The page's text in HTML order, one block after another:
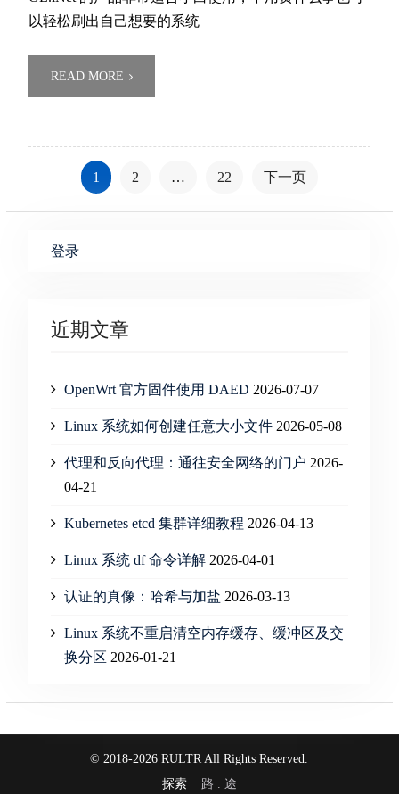
以轻松刷出自己想要的系统
READ MORE
1 2 … 22 下一页
登录
近期文章
OpenWrt 官方固件使用 DAED 2026-07-07
Linux 系统如何创建任意大小文件 2026-05-08
代理和反向代理：通往安全网络的门户 2026-
04-21
Kubernetes etcd 集群详细教程 2026-04-13
Linux 系统 df 命令详解 2026-04-01
认证的真像：哈希与加盐 2026-03-13
Linux 系统不重启清空内存缓存、缓冲区及交
换分区 2026-01-21
© 2018-2026 RULTR All Rights Reserved.
探索 路 . 途